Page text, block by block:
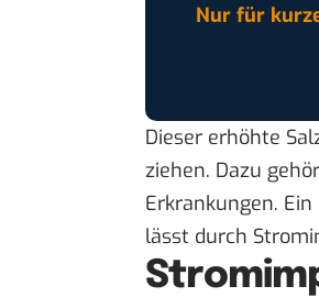
Nur für
Dieser erhöhte
ziehen. Dazu
Erkrankungen.
lässt durch